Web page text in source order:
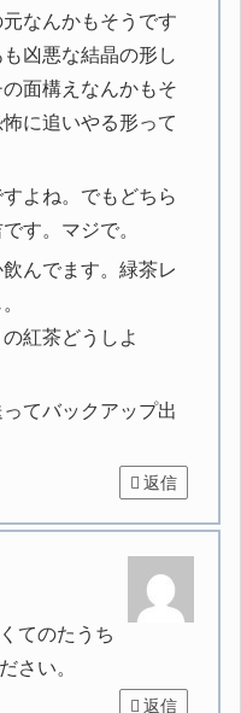
なんかもそうです
凶悪な結晶の形し
面構えなんかもそ
に追いやる形って
よね。でもどちら
す。マジで。
んでます。緑茶レ
紅茶どうしよ
てバックアップ出
返信
てのたうち
さい。
返信